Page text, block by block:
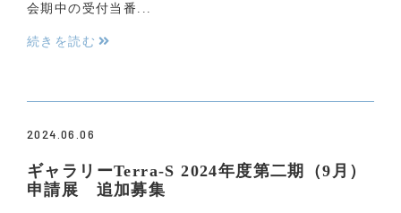
会期中の受付当番...
続きを読む
2024.06.06
ギャラリーTerra-S 2024年度第二期（9月）
申請展 追加募集